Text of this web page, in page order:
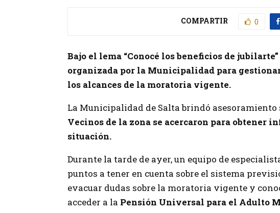
COMPARTIR 0
Bajo el lema “Conocé los beneficios de
organizada por la Municipalidad para
los alcances de la moratoria vigente.
La Municipalidad de Salta brindó asesoramiento
Vecinos de la zona se acercaron para obtener
situación.
Durante la tarde de ayer, un equipo de
puntos a tener en cuenta sobre el sistema
evacuar dudas sobre la moratoria vigente y
acceder a la Pensión Universal para el Adulto